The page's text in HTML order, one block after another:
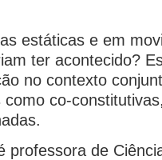
estáticas e em
ter acontecido?
no contexto
como co-
professora de